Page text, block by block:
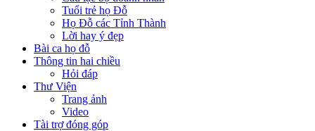
Tuổi trẻ họ Đỗ
Họ Đỗ các Tỉnh Thành
Lời hay ý đẹp
Bài ca họ đỗ
Thông tin hai chiều
Hỏi đáp
Thư Viện
Trang ảnh
Video
Tài trợ đóng góp